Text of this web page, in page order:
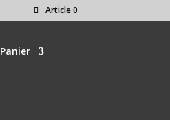
Article 0
Panier